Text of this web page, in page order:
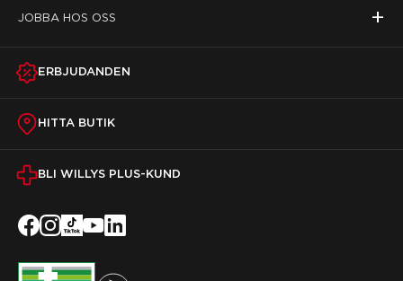
JOBBA HOS OSS +
ERBJUDANDEN
HITTA BUTIK
BLI WILLYS PLUS-KUND